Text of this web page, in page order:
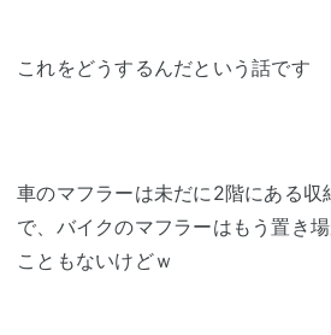
これをどうするんだという話です
車のマフラーは未だに2階にある収
で、バイクのマフラーはもう置き
こともないけどｗ